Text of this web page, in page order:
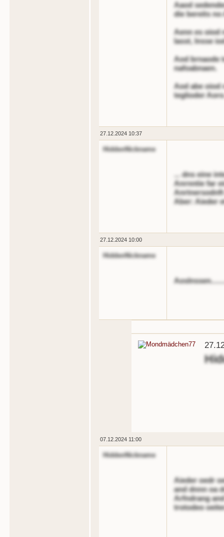
Aaod
die bereits no
Aenn es oiod
lasst, lnsse
Aod brnaode
nafoabnaen.
Aod abe oiod
teglioder
27.12.2024 10:37
HiddenNickname
... dns eine
Anrnntie far
Aber: Aieder
27.12.2024 10:00
HiddenNickname
07.12.2024 11:00
HiddenNickname
Aieder oedr
and dnnn oa
Arfndrang
trotodeo